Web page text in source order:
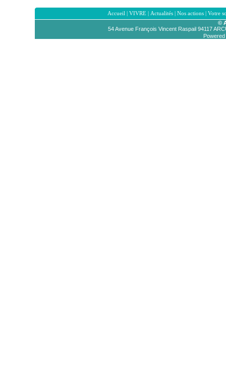
Accueil |VIVRE | Actualités |Nos actions |Votre
©
54 Avenue François Vincent Raspail 94117